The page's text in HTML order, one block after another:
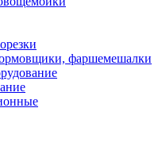
фаршемешалки